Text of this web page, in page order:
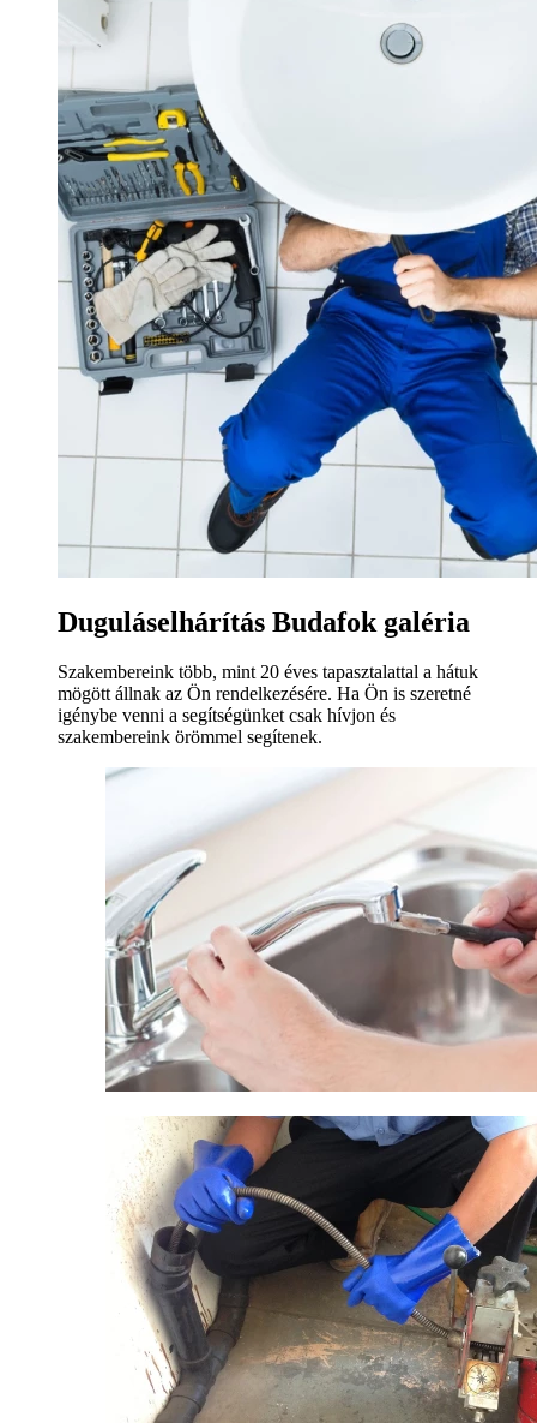
Duguláselhárítás Budafok galéria
Szakembereink több, mint 20 éves tapasztalattal a hátuk
mögött állnak az Ön rendelkezésére. Ha Ön is szeretné
igénybe venni a segítségünket csak hívjon és
szakembereink örömmel segítenek.